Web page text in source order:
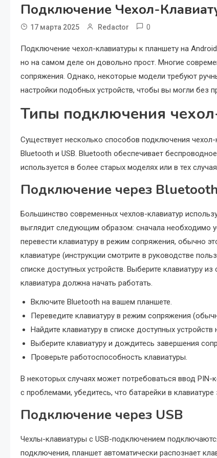
Подключение Чехол-
17 марта 2025 Redactor 0
Подключение чехол-клавиатуры к планшету на
но на самом деле он довольно прост. Многие
сопряжения. Однако, некоторые модели требуют
настройки подобных устройств, чтобы вы могли без
Типы подключения
Существует несколько способов подключения
Bluetooth и USB. Bluetooth обеспечивает
используется в более старых моделях или в тех
Подключение через Bluetooth
Большинство современных чехлов-клавиатур
выглядит следующим образом: сначала необходимо
перевести клавиатуру в режим сопряжения, обычно
клавиатуре (инструкции смотрите в руководстве
списке доступных устройств. Выберите клавиатуру
клавиатура должна начать работать.
Включите Bluetooth на вашем планшете.
Переведите клавиатуру в режим сопряжения
Найдите клавиатуру в списке доступных устройств
Выберите клавиатуру и дождитесь завершения
Проверьте работоспособность клавиатуры.
В некоторых случаях может потребоваться ввод PIN-
с проблемами, убедитесь, что батарейки в
Подключение через USB
Чехлы-клавиатуры с USB-подключением
подключения, планшет автоматически распознает